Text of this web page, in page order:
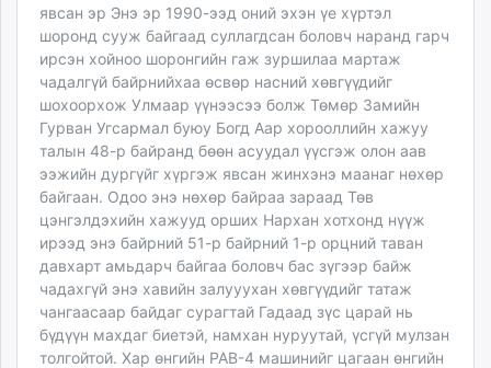
явсан эр Энэ эр 1990-ээд оний эхэн үе хүртэл
шоронд сууж байгаад суллагдсан боловч наранд гарч
ирсэн хойноо шоронгийн гаж зуршилаа мартаж
чадалгүй байрнийхаа өсвөр насний хөвгүүдийг
шохоорхож Улмаар үүнээсээ болж Төмөр Замийн
Гурван Угсармал буюу Богд Аар хорооллийн хажуу
талын 48-р байранд бөөн асуудал үүсгэж олон аав
ээжийн дургүйг хүргэж явсан жинхэнэ маанаг нөхөр
байгаан. Одоо энэ нөхөр байраа зараад Төв
цэнгэлдэхийн хажууд орших Нархан хотхонд нүүж
ирээд энэ байрний 51-р байрний 1-р орцний таван
давхарт амьдарч байгаа боловч бас зүгээр байж
чадахгүй энэ хавийн залууухан хөвгүүдийг татаж
чангаасаар байдаг сурагтай Гадаад зүс царай нь
бүдүүн махдаг биетэй, намхан нуруутай, үсгүй мулзан
толгойтой. Хар өнгийн РАВ-4 машинийг цагаан өнгийн